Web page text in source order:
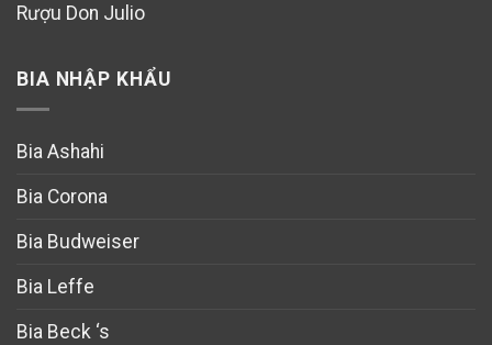
Rượu Don Julio
BIA NHẬP KHẨU
Bia Ashahi
Bia Corona
Bia Budweiser
Bia Leffe
Bia Beck ‘s